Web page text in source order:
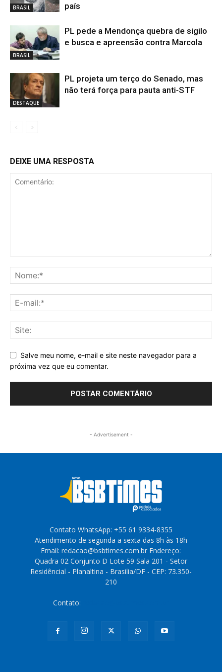
BRASIL
país
BRASIL
PL pede a Mendonça quebra de sigilo
e busca e apreensão contra Marcola
DESTAQUE
PL projeta um terço do Senado, mas
não terá força para pauta anti-STF
DEIXE UMA RESPOSTA
Salve meu nome, e-mail e site neste navegador para a
próxima vez que eu comentar.
- Advertisement -
Contato WhatsApp: +55 61 9334-8355
Atendimento de segunda a sexta das 8h às 18h
Email: redacao@bsbtimes.com.br Endereço:
Quadra 02 Conjunto D Lote 59 Sala 201 - Setor
Residêncial - Planaltina - Brasilia/DF - CEP: 73.350-
210
Contato: